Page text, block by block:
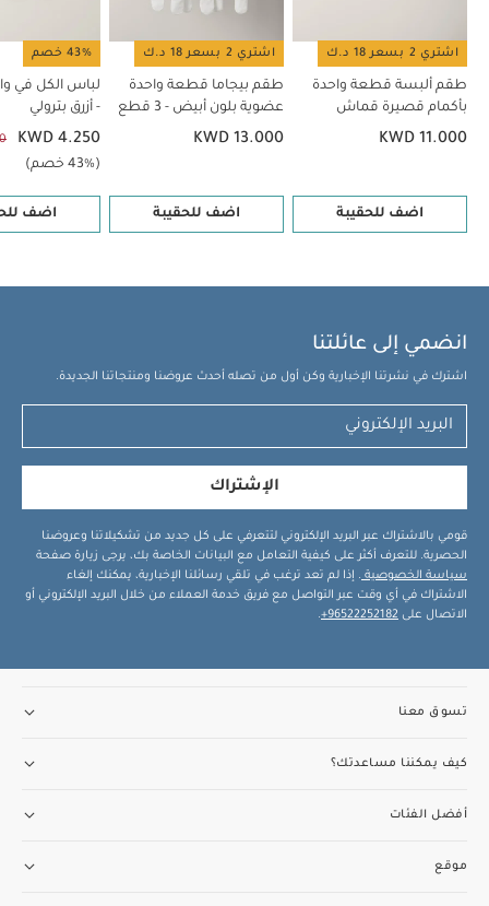
طقم بودي سوت بطبعة - قطعتان
اشتري 2 بسعر 18 د.ك
طقم ألبسة قطعة واحدة
بأكمام قصيرة قماش
عضوي بلون أبيض - 5 قطع
KWD 11.000
اضف للحقيبة
اشتري 2 بسعر 18 د.ك
طقم بيجاما قطعة واحدة
عضوية بلون أبيض - 3 قطع
KWD 13.000
اضف للحقيبة
43% خصم
لباس الكل في
- أزرق بترولي
KWD 4.250
(43% خصم)
اضف
انضمي إلى عائلتنا
اشترك في نشرتنا الإخبارية وكن أول من تصله أحدث عروضنا ومنتجاتنا الجديدة.
الإشتراك
قومي بالاشتراك عبر البريد الإلكتروني لتتعرفي على كل جديد من تشكيلاتنا وعروضنا
الحصرية. للتعرف أكثر على كيفية التعامل مع البيانات الخاصة بك، يرجى زيارة صفحة
سياسة الخصوصية . إذا لم تعد ترغب في تلقي رسائلنا الإخبارية، يمكنك إلغاء
الاشتراك في أي وقت عبر التواصل مع فريق خدمة العملاء من خلال البريد الإلكتروني أو
الاتصال على 96522252182+
.
تسوق معنا
كيف يمكننا مساعدتك؟
أفضل الفئات
موقع